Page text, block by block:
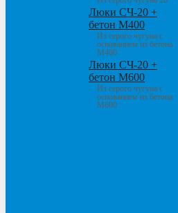
Люки СЧ-20 +
бетон М400
Из серого чугуна с
основанием из бетона
М400
Люки СЧ-20 +
бетон М600
Из серого чугуна с
основанием из бетона
М600